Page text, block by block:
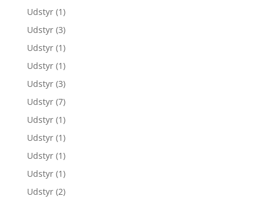
Udstyr (1)
Udstyr (3)
Udstyr (1)
Udstyr (1)
Udstyr (3)
Udstyr (7)
Udstyr (1)
Udstyr (1)
Udstyr (1)
Udstyr (1)
Udstyr (2)